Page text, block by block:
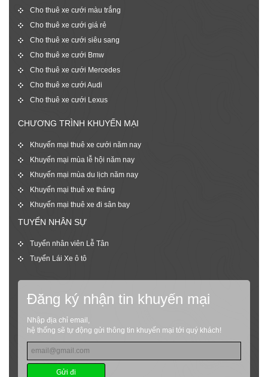
Cho thuê xe cưới màu trắng
Cho thuê xe cưới giá rẻ
Cho thuê xe cưới siêu sang
Cho thuê xe cưới Bmw
Cho thuê xe cưới Mercedes
Cho thuê xe cưới Audi
Cho thuê xe cưới Lexus
CHƯƠNG TRÌNH KHUYẾN MẠI
Khuyến mại thuê xe cưới năm nay
Khuyến mại mùa lễ hội năm nay
Khuyến mại mùa du lịch năm nay
Khuyến mại thuê xe tháng
Khuyến mại thuê xe đi sân bay
TUYỂN NHÂN SỰ
Tuyển nhân viên Lễ Tân
Tuyển Lái Xe ô tô
Đăng ký nhận tin khuyến mại
Nhập địa chỉ email,
hệ thống sẽ tự động gửi thông tin khuyến mại tới quý khách!
Gửi đi